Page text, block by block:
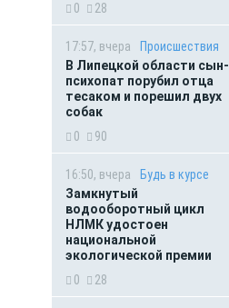
0
28
17:57, вчера
Происшествия
В Липецкой области сын-
психопат порубил отца
тесаком и порешил двух
собак
0
90
16:50, вчера
Будь в курсе
Замкнутый
водооборотный цикл
НЛМК удостоен
национальной
экологической премии
0
28